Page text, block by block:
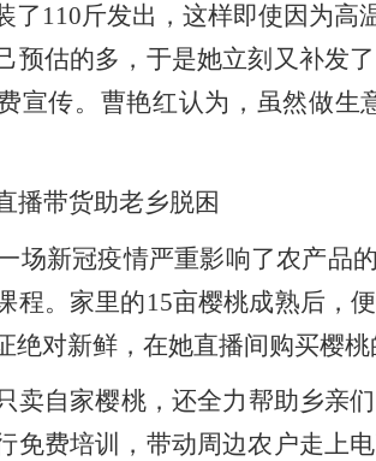
了110斤发出，这样即使因为
预估的多，于是她立刻又补发
宣传。曹艳红认为，虽然做
播带货助老乡脱困
场新冠疫情严重影响了农产品
程。家里的15亩樱桃成熟后，
绝对新鲜，在她直播间购买樱桃
卖自家樱桃，还全力帮助乡亲
免费培训，带动周边农户走上